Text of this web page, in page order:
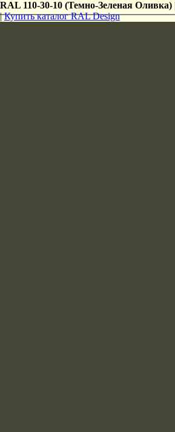
RAL 110-30-10 (Темно-Зеленая Оливка)
|Купить каталог RAL Design